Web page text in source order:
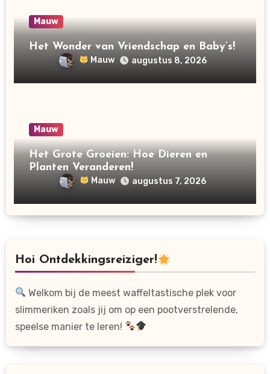
Mauw
Het Wonder van Vriendschap en Baby’s!
Mauw augustus 8, 2026
Mauw
Het Grote Groeien: Hoe Dieren en
Planten Veranderen!
Mauw augustus 7, 2026
Hoi Ontdekkingsreiziger!
Welkom bij de meest waffeltastische plek voor
slimmeriken zoals jij om op een pootverstrelende,
speelse manier te leren!